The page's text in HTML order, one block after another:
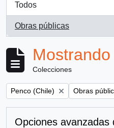
Todos
Obras públicas
, 1 resultados
Colecciones
Remove filter:
Penco (Chile) Remove
Obras
Opciones avanzadas